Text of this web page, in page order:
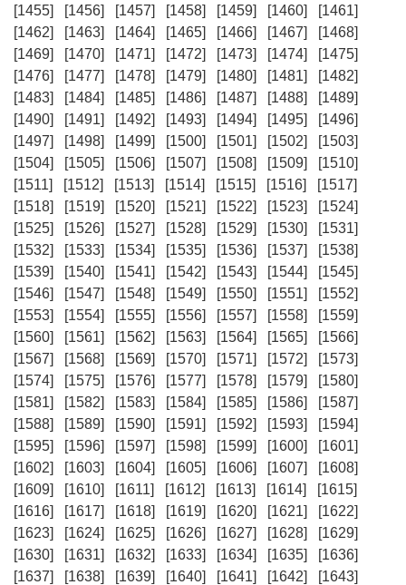
[1455]
[1456] [1457] [1458] [1459] [1460]
[1461]
[1462]
[1463] [1464] [1465] [1466] [1467]
[1468]
[1469]
[1470] [1471] [1472] [1473] [1474]
[1475]
[1476]
[1477] [1478] [1479] [1480] [1481]
[1482]
[1483]
[1484] [1485] [1486] [1487] [1488]
[1489]
[1490]
[1491] [1492] [1493] [1494] [1495]
[1496]
[1497]
[1498] [1499] [1500] [1501] [1502]
[1503]
[1504]
[1505] [1506] [1507] [1508] [1509]
[1510]
[1511]
[1512] [1513] [1514] [1515] [1516]
[1517]
[1518]
[1519] [1520] [1521] [1522] [1523]
[1524]
[1525]
[1526] [1527] [1528] [1529] [1530]
[1531]
[1532]
[1533] [1534] [1535] [1536] [1537]
[1538]
[1539]
[1540] [1541] [1542] [1543] [1544]
[1545]
[1546]
[1547] [1548] [1549] [1550] [1551]
[1552]
[1553]
[1554] [1555] [1556] [1557] [1558]
[1559]
[1560]
[1561] [1562] [1563] [1564] [1565]
[1566]
[1567]
[1568] [1569] [1570] [1571] [1572]
[1573]
[1574]
[1575] [1576] [1577] [1578] [1579]
[1580]
[1581]
[1582] [1583] [1584] [1585] [1586]
[1587]
[1588]
[1589] [1590] [1591] [1592] [1593]
[1594]
[1595]
[1596] [1597] [1598] [1599] [1600]
[1601]
[1602]
[1603] [1604] [1605] [1606] [1607]
[1608]
[1609]
[1610] [1611] [1612] [1613] [1614]
[1615]
[1616]
[1617] [1618] [1619] [1620] [1621]
[1622]
[1623]
[1624] [1625] [1626] [1627] [1628]
[1629]
[1630]
[1631] [1632] [1633] [1634] [1635]
[1636]
[1637]
[1638] [1639] [1640] [1641] [1642]
[1643]